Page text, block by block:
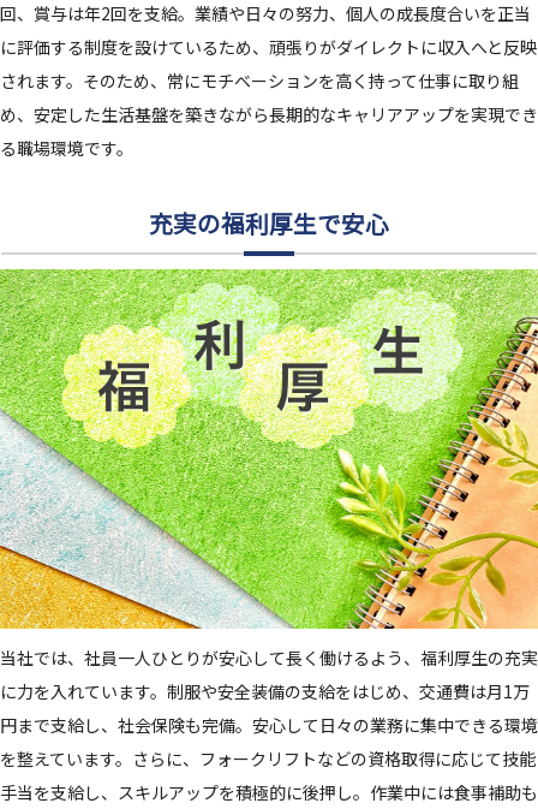
回、賞与は年2回を支給。業績や日々の努力、個人の成長度合いを正当
に評価する制度を設けているため、頑張りがダイレクトに収入へと反映
されます。そのため、常にモチベーションを高く持って仕事に取り組
め、安定した生活基盤を築きながら長期的なキャリアアップを実現でき
る職場環境です。
充実の福利厚生で安心
当社では、社員一人ひとりが安心して長く働けるよう、福利厚生の充実
に力を入れています。制服や安全装備の支給をはじめ、交通費は月1万
円まで支給し、社会保険も完備。安心して日々の業務に集中できる環境
を整えています。さらに、フォークリフトなどの資格取得に応じて技能
手当を支給し、スキルアップを積極的に後押し。作業中には食事補助も